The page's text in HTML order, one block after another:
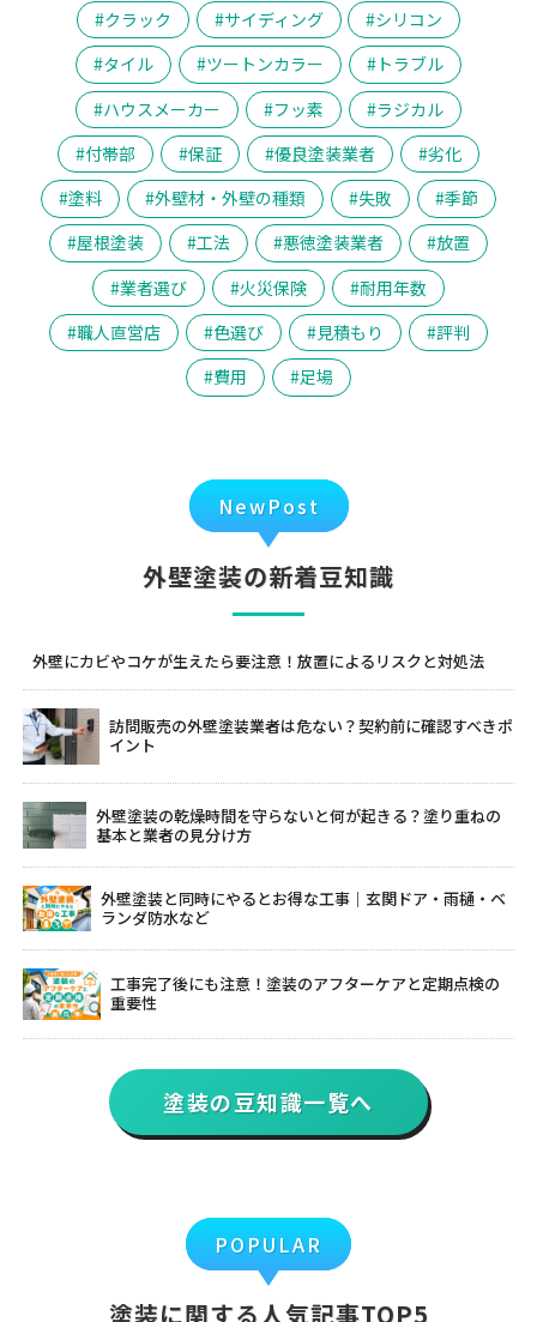
クラック サイディング
シリコン
タイル
ツートンカラー
トラブル
ハウスメーカー
フッ素
ラジカル
付帯部
保証 優良塗装業者
劣化
塗料
外壁材・外壁の種類 失敗
季節
屋根塗装
工法 悪徳塗装業者
放置
業者選び
火災保険
耐用年数
職人直営店
色選び 見積もり
評判
費用
足場
NewPost
外壁塗装の新着豆知識
外壁にカビやコケが生えたら要注意！放置によるリスクと対処法
訪問販売の外壁塗装業者は危ない？契約前に確認すべきポ
イント
外壁塗装の乾燥時間を守らないと何が起きる？塗り重ねの
基本と業者の見分け方
外壁塗装と同時にやるとお得な工事｜玄関ドア・雨樋・ベ
ランダ防水など
工事完了後にも注意！塗装のアフターケアと定期点検の
重要性
塗装の豆知識一覧へ
POPULAR
塗装に関する人気記事TOP5